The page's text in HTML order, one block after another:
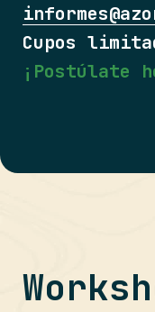
Cupos
¡Postúlate